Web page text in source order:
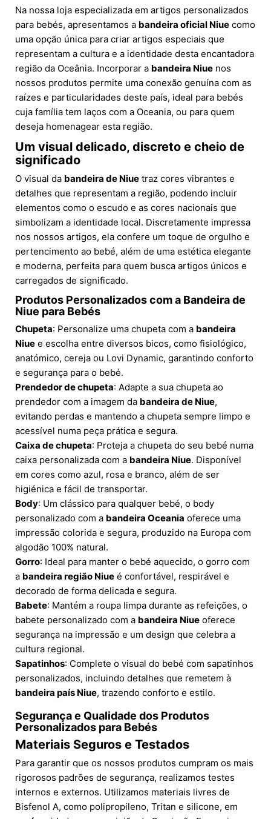
Na nossa loja especializada em artigos personalizados
para bebés, apresentamos a bandeira oficial Niue como
uma opção única para criar artigos especiais que
representam a cultura e a identidade desta encantadora
região da Oceânia. Incorporar a bandeira Niue nos
nossos produtos permite uma conexão genuína com as
raízes e particularidades deste país, ideal para bebés
cuja família tem laços com a Oceania, ou para quem
deseja homenagear esta região.
Um visual delicado, discreto e cheio de
significado
O visual da bandeira de Niue traz cores vibrantes e
detalhes que representam a região, podendo incluir
elementos como o escudo e as cores nacionais que
simbolizam a identidade local. Discretamente impressa
nos nossos artigos, ela confere um toque de orgulho e
pertencimento ao bebé, além de uma estética elegante
e moderna, perfeita para quem busca artigos únicos e
carregados de significado.
Produtos Personalizados com a Bandeira de
Niue para Bebés
Chupeta: Personalize uma chupeta com a bandeira
Niue e escolha entre diversos bicos, como fisiológico,
anatómico, cereja ou Lovi Dynamic, garantindo conforto
e segurança para o bebé.
Prendedor de chupeta: Adapte a sua chupeta ao
prendedor com a imagem da bandeira de Niue,
evitando perdas e mantendo a chupeta sempre limpo e
acessível numa peça prática e segura.
Caixa de chupeta: Proteja a chupeta do seu bebé numa
caixa personalizada com a bandeira Niue. Disponível
em cores como azul, rosa e branco, além de ser
higiénica e fácil de transportar.
Body: Um clássico para qualquer bebé, o body
personalizado com a bandeira Oceania oferece uma
impressão colorida e segura, produzido na Europa com
algodão 100% natural.
Gorro: Ideal para manter o bebé aquecido, o gorro com
a bandeira região Niue é confortável, respirável e
decorado de forma delicada e segura.
Babete: Mantém a roupa limpa durante as refeições, o
babete personalizado com a bandeira Niue oferece
segurança na impressão e um design que celebra a
cultura regional.
Sapatinhos: Complete o visual do bebé com sapatinhos
personalizados, incluindo detalhes que remetem à
bandeira país Niue, trazendo conforto e estilo.
Segurança e Qualidade dos Produtos
Personalizados para Bebés
Materiais Seguros e Testados
Para garantir que os nossos produtos cumpram os mais
rigorosos padrões de segurança, realizamos testes
internos e externos. Utilizamos materiais livres de
Bisfenol A, como polipropileno, Tritan e silicone, em